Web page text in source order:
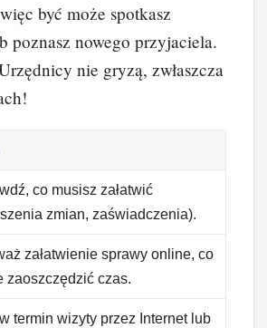
być może spotkasz
poznasz nowego przyjaciela.
nie gryzą, zwłaszcza
co musisz załatwić
zmian, zaświadczenia).
załatwienie sprawy online, co
zaoszczędzić czas.
termin wizyty przez Internet lub